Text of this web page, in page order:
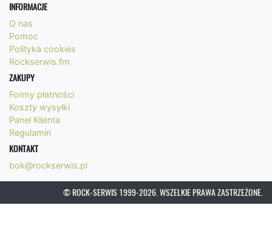
INFORMACJE
O nas
Pomoc
Polityka cookies
Rockserwis.fm
ZAKUPY
Formy płatności
Koszty wysyłki
Panel Klienta
Regulamin
KONTAKT
bok@rockserwis.pl
© ROCK-SERWIS 1999-2026. WSZELKIE PRAWA ZASTRZEŻONE.